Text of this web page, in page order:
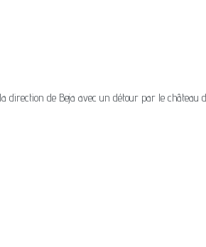
de Beja avec un détour par le château